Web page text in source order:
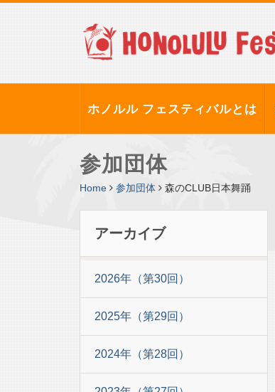
ホノルル フェスティバルとは
参加団体
Home 参加団体 森のCLUB日本舞踊
アーカイブ
2026年（第30回）
2025年（第29回）
2024年（第28回）